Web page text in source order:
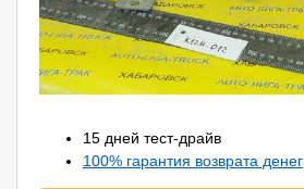
15 дней тест-драйв
100% гарантия возврата денег